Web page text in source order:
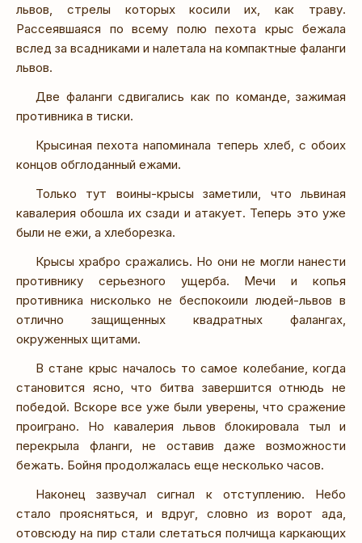
львов, стрелы которых косили их, как траву.
Рассеявшаяся по всему полю пехота крыс бежала
вслед за всадниками и налетала на компактные фаланги
львов.
Две фаланги сдвигались как по команде, зажимая
противника в тиски.
Крысиная пехота напоминала теперь хлеб, с обоих
концов обглоданный ежами.
Только тут воины-крысы заметили, что львиная
кавалерия обошла их сзади и атакует. Теперь это уже
были не ежи, а хлеборезка.
Крысы храбро сражались. Но они не могли нанести
противнику серьезного ущерба. Мечи и копья
противника нисколько не беспокоили людей-львов в
отлично защищенных квадратных фалангах,
окруженных щитами.
В стане крыс началось то самое колебание, когда
становится ясно, что битва завершится отнюдь не
победой. Вскоре все уже были уверены, что сражение
проиграно. Но кавалерия львов блокировала тыл и
перекрыла фланги, не оставив даже возможности
бежать. Бойня продолжалась еще несколько часов.
Наконец зазвучал сигнал к отступлению. Небо
стало проясняться, и вдруг, словно из ворот ада,
отовсюду на пир стали слетаться полчища каркающих